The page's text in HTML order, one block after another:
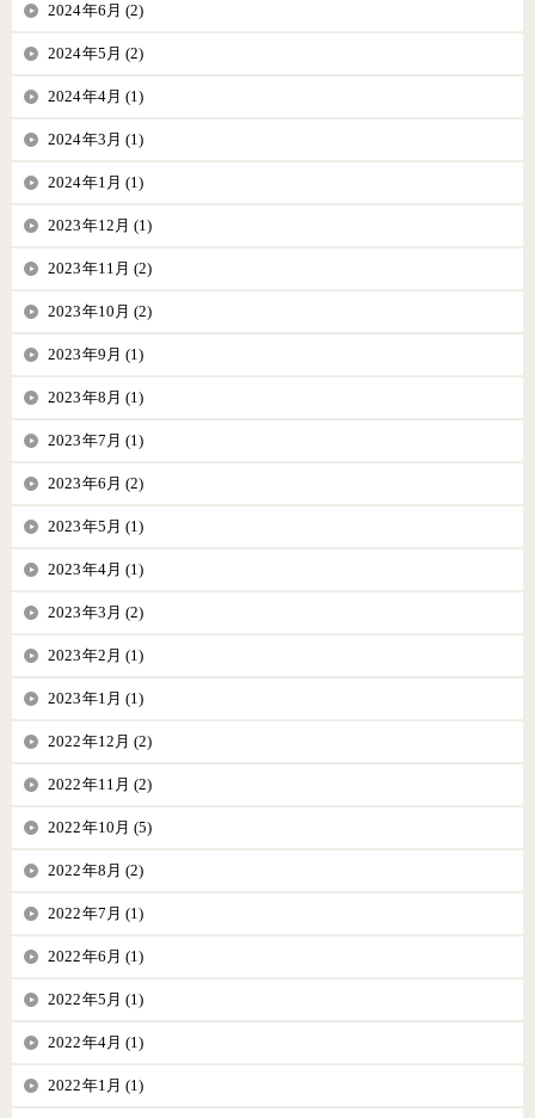
2024年6月 (2)
2024年5月 (2)
2024年4月 (1)
2024年3月 (1)
2024年1月 (1)
2023年12月 (1)
2023年11月 (2)
2023年10月 (2)
2023年9月 (1)
2023年8月 (1)
2023年7月 (1)
2023年6月 (2)
2023年5月 (1)
2023年4月 (1)
2023年3月 (2)
2023年2月 (1)
2023年1月 (1)
2022年12月 (2)
2022年11月 (2)
2022年10月 (5)
2022年8月 (2)
2022年7月 (1)
2022年6月 (1)
2022年5月 (1)
2022年4月 (1)
2022年1月 (1)